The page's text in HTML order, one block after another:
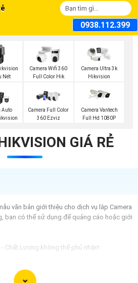
0938.112.399
Nét
Camera Wifi 360
Full Color Hik
Camera Ultra 3k
Hikvision
Auto
Camera Full Color
360 Ezviz
Camera Vantech
Full Hd 1080P
GIÁ RẺ
văn bản giới thiệu cho dịch vụ lắp Camera
bạn có thể sử dụng để quảng cáo hoặc giới
Chất Lượng không thể phủ nhận!
tâm với dịch vụ lắp Camera Hikvision của